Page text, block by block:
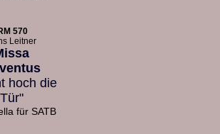
570
Leitner
hoch die
Tür"
für SATB